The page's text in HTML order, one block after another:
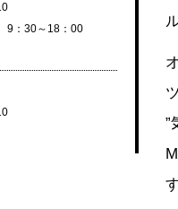
：30～18：00
”